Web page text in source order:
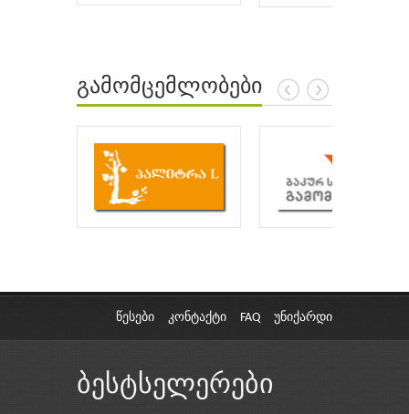
გამომცემლობები
წესები კონტაქტი FAQ უნიქარდი
ბესტსელერები